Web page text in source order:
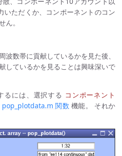
いただくか、コンポーネントのコン
ん。
波数帯に貢献しているかを見た後、
しているかを見ることは興味深いで
るには、選択する コンポーネント
pop_plotdata.m 関数 機能。 それか